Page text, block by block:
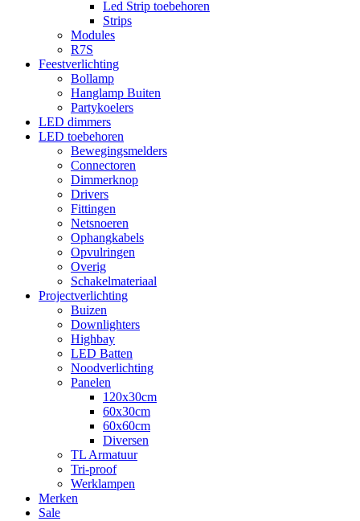
Led Strip toebehoren
Strips
Modules
R7S
Feestverlichting
Bollamp
Hanglamp Buiten
Partykoelers
LED dimmers
LED toebehoren
Bewegingsmelders
Connectoren
Dimmerknop
Drivers
Fittingen
Netsnoeren
Ophangkabels
Opvulringen
Overig
Schakelmateriaal
Projectverlichting
Buizen
Downlighters
Highbay
LED Batten
Noodverlichting
Panelen
120x30cm
60x30cm
60x60cm
Diversen
TL Armatuur
Tri-proof
Werklampen
Merken
Sale